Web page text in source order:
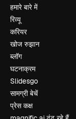
हमारे बारे में
रिव्यू
करियर
खोज रुझान
ब्लॉग
घटनाक्रम
Slidesgo
सामग्री बेचें
प्रेस कक्ष